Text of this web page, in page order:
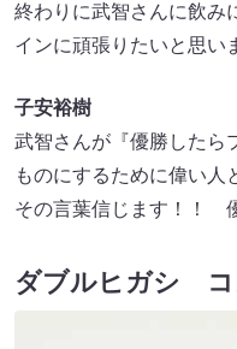
終わりに武智さんに飲み
インに頑張りたいと思い
子安裕樹
武智さんが『優勝したら
ものにするために偉い人
その言葉信じます！！
ダブルヒガシ コ